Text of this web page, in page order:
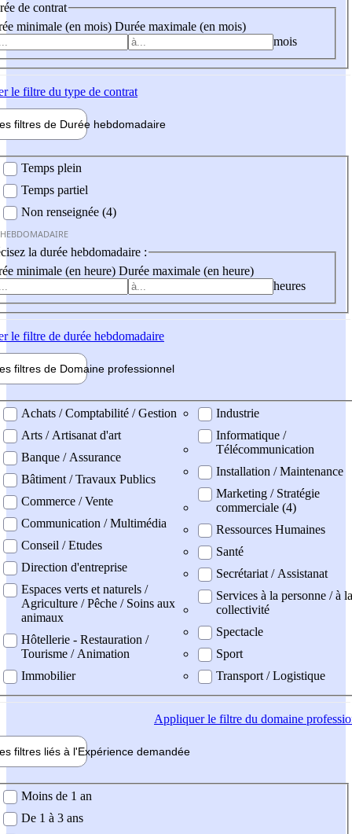
de contrat
minimale (en mois) Durée maximale (en mois)
mois
le filtre du type de contrat
filtres de Durée hebdomadaire
Temps plein
Temps partiel
Non renseignée (4)
la durée hebdomadaire :
minimale (en heure) Durée maximale (en heure)
heures
le filtre de durée hebdomadaire
filtres de Domaine professionnel
professionel
Achats / Comptabilité / Gestion
Arts / Artisanat d'art
Banque / Assurance
Bâtiment / Travaux Publics
Commerce / Vente
Communication / Multimédia
Conseil / Etudes
Direction d'entreprise
Espaces verts et naturels /
Agriculture / Pêche / Soins aux
animaux
Hôtellerie - Restauration /
Tourisme / Animation
Immobilier
Industrie
Informatique /
Télécommunication
Installation / Maintenance
Marketing / Stratégie
commerciale (4)
Ressources Humaines
Santé
Secrétariat / Assistanat
Services à la personne / à la
collectivité
Spectacle
Sport
Transport / Logistique
Appliquerle filtre du domaine
filtres liés à l'Expérience demandée
demandée
Moins de 1 an
De 1 à 3 ans